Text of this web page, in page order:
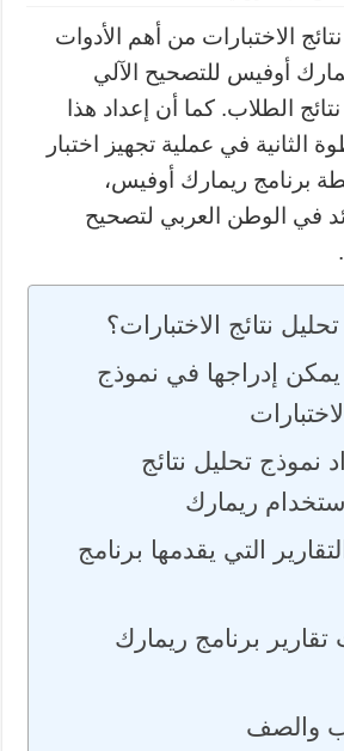
الاختبارات من أهم الأدوات
أوفيس للتصحيح الآلي
الطلاب. كما أن إعداد هذا
الثانية في عملية تجهيز اختبار
برنامج ريمارك أوفيس،
في الوطن العربي لتصحيح
نتائج الاختبارات؟
يمكن إدراجها في نموذج
نموذج تحليل نتائج
ريمارك
التي يقدمها برنامج
تقارير برنامج ريمارك
والصف